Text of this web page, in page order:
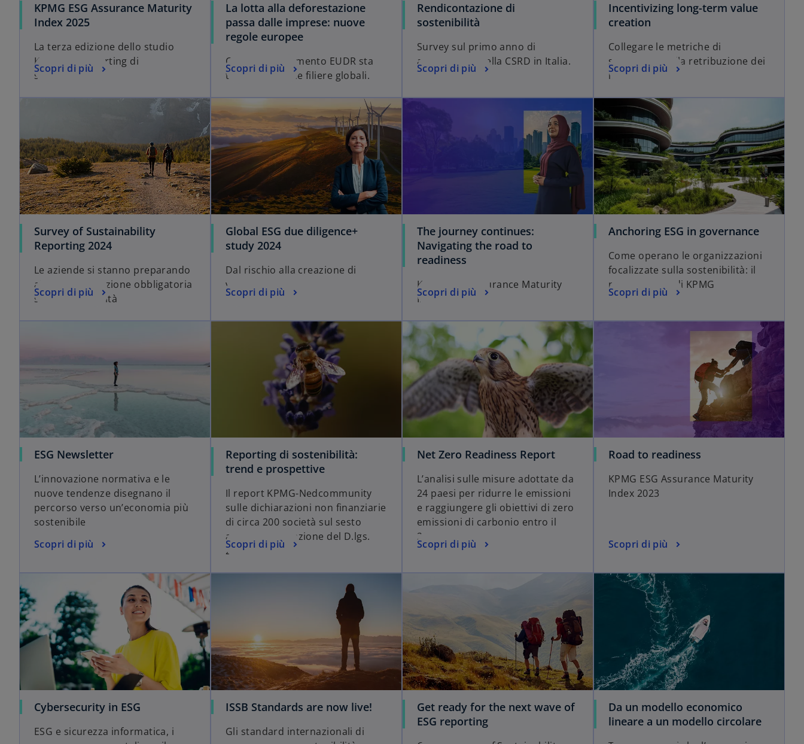
KPMG ESG Assurance Maturity
Index 2025
La terza edizione dello studio
KPMG sul reporting di
sostenibilità.
Scopri di più
La lotta alla deforestazione
passa dalle imprese: nuove
regole europee
Come il Regolamento EUDR sta
trasformando le filiere globali.
Scopri di più
Rendicontazione di
sostenibilità
Survey sul primo anno di
applicazione della CSRD in Italia.
Scopri di più
Incentivizing long-term value
creation
Collegare le metriche di
sostenibilità alla retribuzione dei
manager
Scopri di più
Survey of Sustainability
Reporting 2024
Le aziende si stanno preparando
alla rendicontazione obbligatoria
sulla sostenibilità
Scopri di più
Global ESG due diligence+
study 2024
Dal rischio alla creazione di
valore
Scopri di più
The journey continues:
Navigating the road to
readiness
KPMG ESG Assurance Maturity
Index 2024
Scopri di più
Anchoring ESG in governance
Come operano le organizzazioni
focalizzate sulla sostenibilità: il
nuovo report di KPMG
Scopri di più
ESG Newsletter
L’innovazione normativa e le
nuove tendenze disegnano il
percorso verso un’economia più
sostenibile
Scopri di più
Reporting di sostenibilità:
trend e prospettive
Il report KPMG-Nedcommunity
sulle dichiarazioni non finanziarie
di circa 200 società sul sesto
anno di applicazione del D.lgs.
254/2016
Scopri di più
Net Zero Readiness Report
L’analisi sulle misure adottate da
24 paesi per ridurre le emissioni
e raggiungere gli obiettivi di zero
emissioni di carbonio entro il
2050
Scopri di più
Road to readiness
KPMG ESG Assurance Maturity
Index 2023
Scopri di più
Cybersecurity in ESG
ESG e sicurezza informatica, i
ISSB Standards are now live!
Gli standard internazionali di
Get ready for the next wave of
ESG reporting
Da un modello economico
lineare a un modello circolare